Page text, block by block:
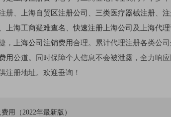
册、 上海自贸区注册公司 、 三类医疗器械注册、
、 上海工商疑难查名 、快速注册上海公司 及上海代
， 上海公司注销费用合理。累计代理注册各类公
用公道。同时保障个人信息不会被泄露，全力响
注册地址。欢迎垂询！
用（2022年最新版）